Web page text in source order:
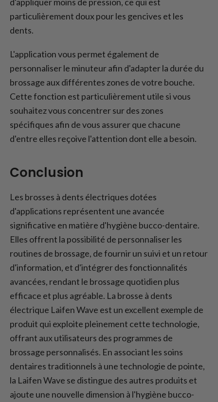
particulièrement doux pour les gencives et les
dents.
L'application vous permet également de
personnaliser le minuteur afin d'adapter la durée du
brossage aux différentes zones de votre bouche.
Cette fonction est particulièrement utile si vous
souhaitez vous concentrer sur des zones
spécifiques afin de vous assurer que chacune
d'entre elles reçoive l'attention dont elle a besoin.
Conclusion
Les brosses à dents électriques dotées
d'applications représentent une avancée
significative en matière d'hygiène bucco-dentaire.
Elles offrent la possibilité de personnaliser les
routines de brossage, de fournir un suivi et un retour
d'information, et d'intégrer des fonctionnalités
avancées, rendant le brossage quotidien plus
efficace et plus agréable. La brosse à dents
électrique Laifen Wave est un excellent exemple de
produit qui exploite pleinement cette technologie,
offrant aux utilisateurs des programmes de
brossage personnalisés. En associant les soins
dentaires traditionnels à une technologie de pointe,
la Laifen Wave se distingue des autres produits et
ajoute une nouvelle dimension à l'hygiène bucco-